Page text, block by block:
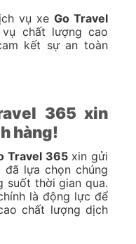
vụ xe Go Travel
chất lượng cao
kết sự an toàn
365 xin
hàng!
Travel 365 xin gửi
lựa chọn chúng
suốt thời gian qua.
là động lực để
chất lượng dịch